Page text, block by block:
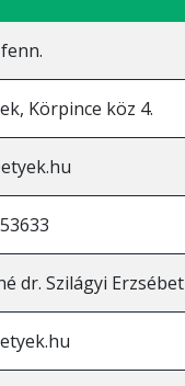
Körpince köz 4.
dr. Szilágyi Erzsébet